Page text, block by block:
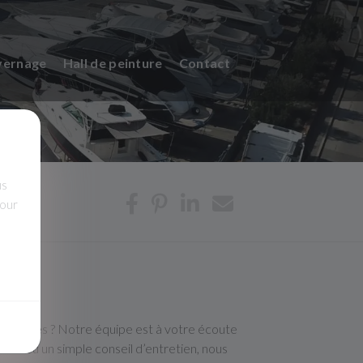
Hall de peinture Contact
? Notre équipe est à votre écoute
ou un simple conseil d’entretien, nous